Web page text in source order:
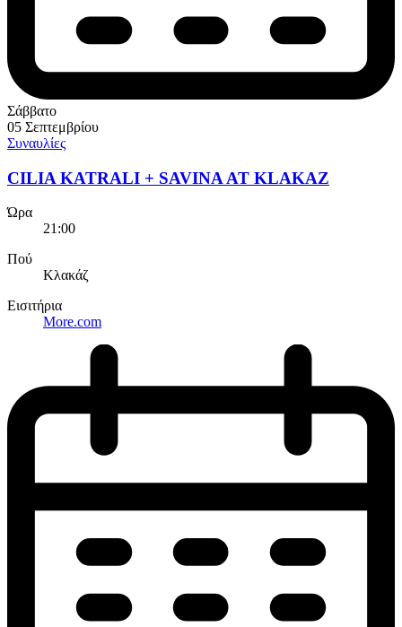
Σάββατο
05 Σεπτεμβρίου
Συναυλίες
CILIA KATRALI + SAVINA AT KLAKAZ
Ώρα
21:00
Πού
Κλακάζ
Εισιτήρια
More.com